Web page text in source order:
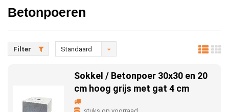
Betonpoeren
Filter Standaard
Sokkel / Betonpoer 30x30 en 20
cm hoog grijs met gat 4 cm